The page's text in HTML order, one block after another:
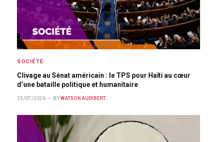
SOCIÉTÉ
Clivage au Sénat américain : le TPS pour Haïti au cœur
d’une bataille politique et humanitaire
23/07/2026 BY WATSON AUDIBERT